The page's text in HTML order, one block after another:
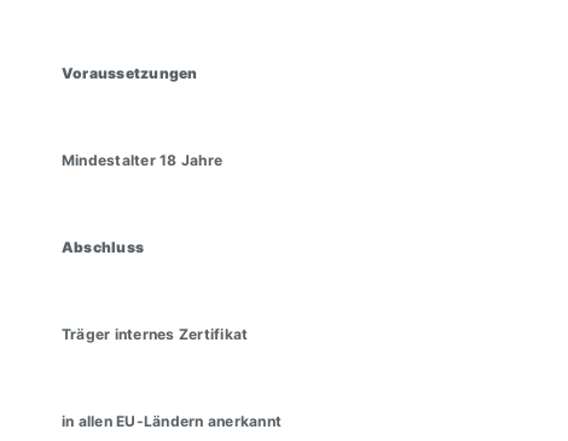
Voraussetzungen
Mindestalter 18 Jahre
Abschluss
Träger internes Zertifikat
in allen EU-Ländern anerkannt